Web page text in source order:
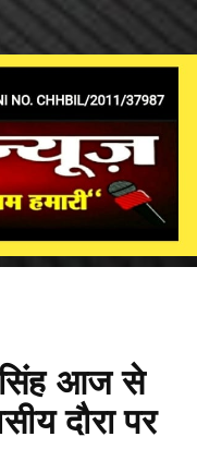
सिंह आज से
दौरा पर